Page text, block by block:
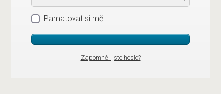
Pamatovat si mě
Zapomněli jste heslo?